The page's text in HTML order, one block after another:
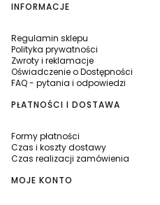
INFORMACJE
Regulamin sklepu
Polityka prywatności
Zwroty i reklamacje
Oświadczenie o Dostępności
FAQ - pytania i odpowiedzi
PŁATNOŚCI I DOSTAWA
Formy płatności
Czas i koszty dostawy
Czas realizacji zamówienia
MOJE KONTO